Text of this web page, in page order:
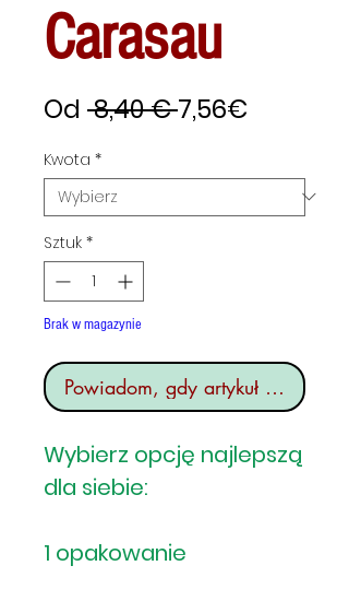
Carasau
Od 8,40 € Regularna
7,56€
Kwota *
Sztuk *
Brak w magazynie
Powiadom, gdy artykuł będzie
Wybierz opcję najlepszą
dla siebie:
1 opakowanie